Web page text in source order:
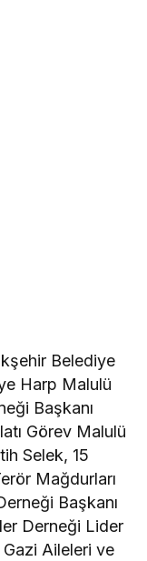
Belediye
Harp Malulü
Başkanı
Görev Malulü
Selek, 15
Mağdurları
Başkanı
Derneği Lider
Gazi Aileleri ve